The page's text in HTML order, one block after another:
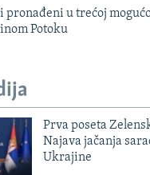
pronađeni u trećoj
Potoku
Prva poseta
Najava jačanja
Ukrajine